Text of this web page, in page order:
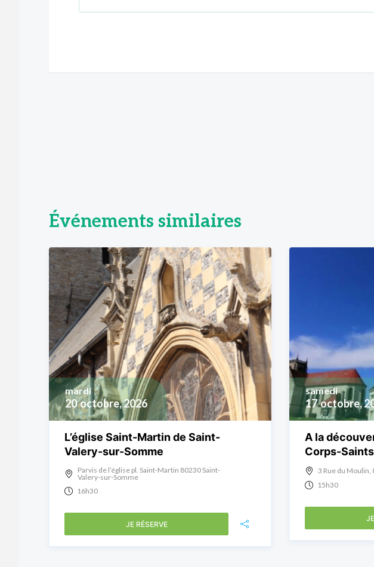
Événements similaires
20 octobre, 2026
mardi
L’église Saint-Martin de Saint-
Valery-sur-Somme
Parvis de l’église pl. Saint-Martin 80230 Saint-
Valery-sur-Somme
16h30
JE RÉSERVE
17 octobre,
samedi
A la
Corps-Saints
3 Rue du Moulin,
15h30